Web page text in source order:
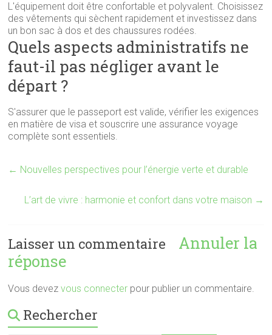
L'équipement doit être confortable et polyvalent. Choisissez
des vêtements qui sèchent rapidement et investissez dans
un bon sac à dos et des chaussures rodées.
Quels aspects administratifs ne
faut-il pas négliger avant le
départ ?
S'assurer que le passeport est valide, vérifier les exigences
en matière de visa et souscrire une assurance voyage
complète sont essentiels.
← Nouvelles perspectives pour l’énergie verte et durable
L’art de vivre : harmonie et confort dans votre maison →
Laisser un commentaire
Annuler la
réponse
Vous devezvous connecter pour publier un commentaire.
Rechercher